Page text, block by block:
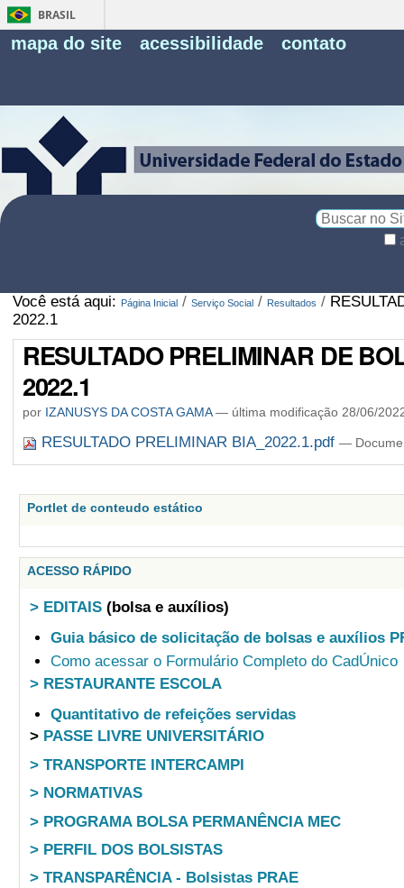
BRASIL
mapa do site acessibilidade contato
Você está aqui: Página Inicial / Serviço Social / Resultados /
2022.1
RESULTADO PRELIMINAR DE
2022.1
por IZANUSYS DA COSTA GAMA— última modificação28/06/
RESULTADO PRELIMINAR BIA_2022.1.pdf —
Portlet de conteudo estático
ACESSO RÁPIDO
> EDITAIS (bolsa e auxílios)
Guia básico de solicitação de bolsas e auxílios
Como acessar o Formulário Completo do CadÚnico
> RESTAURANTE ESCOLA
Quantitativo de refeições servidas
> PASSE LIVRE UNIVERSITÁRIO
> TRANSPORTE INTERCAMPI
> NORMATIVAS
> PROGRAMA BOLSA PERMANÊNCIA MEC
> PERFIL DOS BOLSISTAS
> TRANSPARÊNCIA - Bolsistas PRAE